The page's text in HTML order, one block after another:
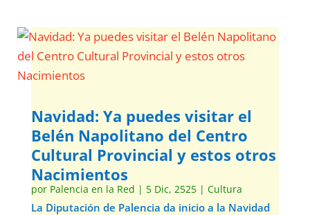
Navidad: Ya puedes visitar el
Belén Napolitano del Centro
Cultural Provincial y estos otros
Nacimientos
por Palencia en la Red | 5 Dic, 2525| Cultura
La Diputación de Palencia da inicio a la Navidad